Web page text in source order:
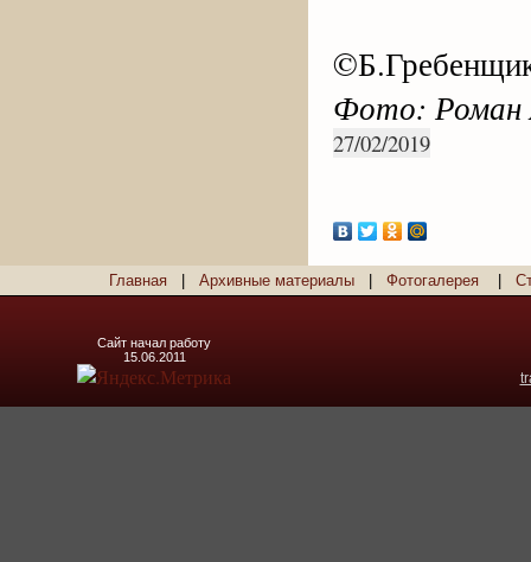
Фото: Роман
27/02/2019
Главная Архивные материалы Фотогалерея
Сайт начал работу
15.06.2011